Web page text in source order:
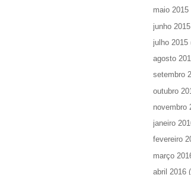
maio 2015
junho 2015
julho 2015
agosto
setembro
outubro
novembro
janeiro
fevereiro
março
abril 2016